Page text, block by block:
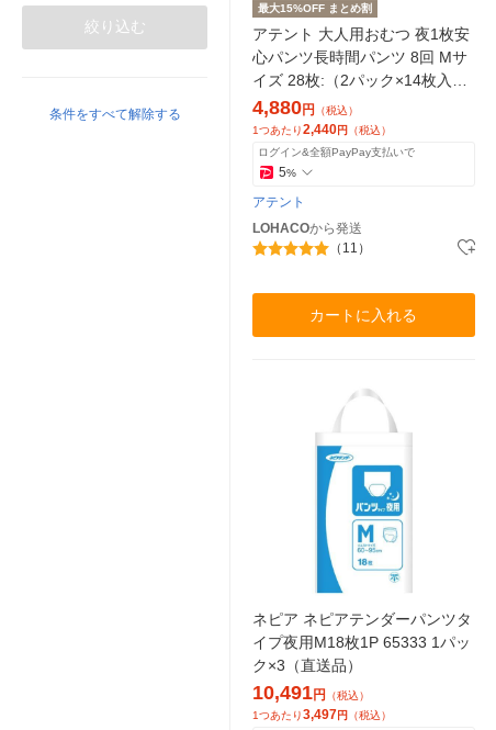
絞り込む
条件をすべて解除する
最大15%OFF まとめ割
アテント 大人用おむつ 夜1枚安
心パンツ長時間パンツ 8回 Mサ
イズ 28枚:（2パック×14枚入）
エリエール 大王製紙
4,880円 （税込）
1つあたり2,440円 （税込）
ログイン&全額PayPay支払いで
5%
アテント
LOHACOから発送
（11）
カートに入れる
ネピア ネピアテンダーパンツタ
イプ夜用M18枚1P 65333 1パッ
ク×3（直送品）
10,491円
（税込）
1つあたり3,497円
（税込）